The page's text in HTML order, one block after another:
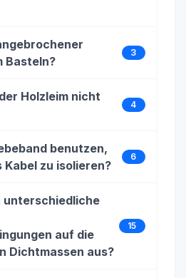
Basteln?
3
Holzleim nicht
4
benutzen,
zu isolieren?
6
unterschiedliche
auf die
Dichtmassen aus?
15